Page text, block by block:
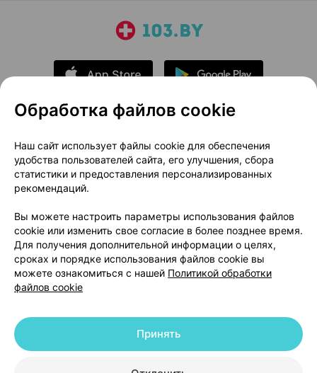
О проекте
Новости проекта
Размещение рекламы
Медицинский маркетинг
Публичный договор
Доставка
Способы оплаты
Вакансии
Партнеры
Написать руководителю 103.by
Написать в поддержку
Персональные настройки Cookie
© 2026 ООО «Артокс Лаб», УНП 191700409 | 220012, Республика Беларусь,
+375 291212755
Обработка файлов cookie
Наш сайт использует файлы cookie для обеспечения
удобства пользователей сайта, его улучшения, сбора
статистики и предоставления персонализированных
рекомендаций.
Вы можете настроить параметры использования файлов
cookie или изменить свое согласие в более позднее время.
Для получения дополнительной информации о целях,
сроках и порядке использования файлов cookie вы
можете ознакомиться с нашей Политикой обработки
файлов cookie
Принять